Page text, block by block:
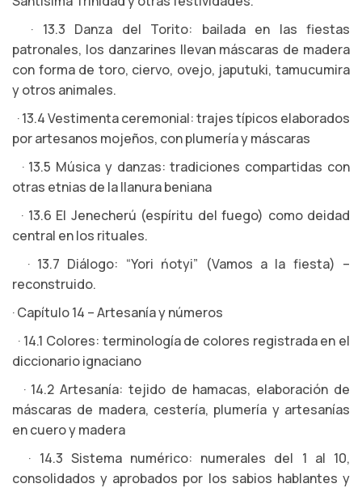
· 13.3 Danza del Torito: bailada en las fiestas
patronales, los danzarines llevan máscaras de madera
con forma de toro, ciervo, ovejo, japutuki, tamucumira
y otros animales.
· 13.4 Vestimenta ceremonial: trajes típicos elaborados
por artesanos mojeños, con plumería y máscaras
· 13.5 Música y danzas: tradiciones compartidas con
otras etnias de la llanura beniana
· 13.6 El Jenecherú (espíritu del fuego) como deidad
central en los rituales.
· 13.7 Diálogo: “Yori ńotyi” (Vamos a la fiesta) –
reconstruido.
· Capítulo 14 – Artesanía y números
· 14.1 Colores: terminología de colores registrada en el
diccionario ignaciano
· 14.2 Artesanía: tejido de hamacas, elaboración de
máscaras de madera, cestería, plumería y artesanías
en cuero y madera
· 14.3 Sistema numérico: numerales del 1 al 10,
consolidados y aprobados por los sabios hablantes y